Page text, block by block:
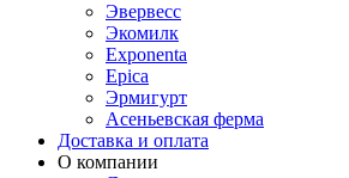
Эвервесс
Экомилк
Exponenta
Epica
Эрмигурт
Асеньевская ферма
Доставка и оплата
О компании